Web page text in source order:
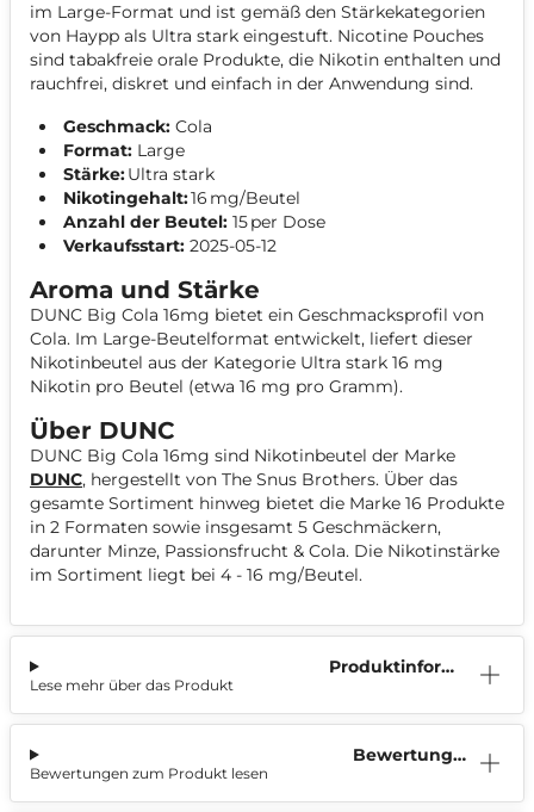
im Large-Format und ist gemäß den Stärkekategorien
von Haypp als Ultra stark eingestuft. Nicotine Pouches
sind tabakfreie orale Produkte, die Nikotin enthalten und
rauchfrei, diskret und einfach in der Anwendung sind.
Geschmack: Cola
Format: Large
Stärke:Ultra stark
Nikotingehalt:16 mg/Beutel
Anzahl der Beutel: 15 per Dose
Verkaufsstart: 2025-05-12
Aroma und Stärke
DUNC Big Cola 16mg bietet ein Geschmacksprofil von
Cola. Im Large-Beutelformat entwickelt, liefert dieser
Nikotinbeutel aus der Kategorie Ultra stark 16 mg
Nikotin pro Beutel (etwa 16 mg pro Gramm).
Über DUNC
DUNC Big Cola 16mg sind Nikotinbeutel der Marke
DUNC, hergestellt von The Snus Brothers. Über das
gesamte Sortiment hinweg bietet die Marke 16 Produkte
in 2 Formaten sowie insgesamt 5 Geschmäckern,
darunter Minze, Passionsfrucht & Cola. Die Nikotinstärke
im Sortiment liegt bei 4 - 16 mg/Beutel.
Produktinform
Lese mehr über das Produkt
Bewertunge
Bewertungen zum Produkt lesen